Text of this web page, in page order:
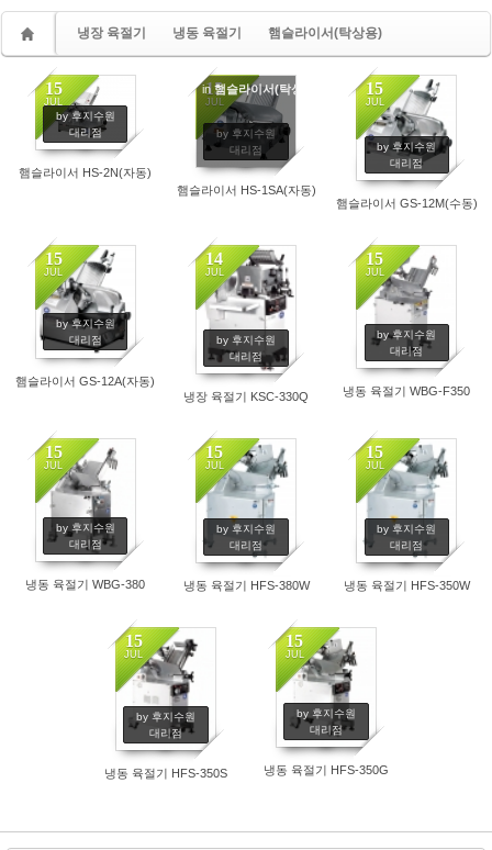
냉장 육절기 냉동 육절기 햄슬라이서(탁상용)
15
JUL
by 후지수원
대리점
햄슬라이서 HS-2N(자동)
15
JUL
by 후지수원
대리점
in햄슬라이서(탁상용)
햄슬라이서 HS-1SA(자동)
15
JUL
by 후지수원
대리점
햄슬라이서 GS-12M(수동)
15
JUL
by 후지수원
대리점
햄슬라이서 GS-12A(자동)
14
JUL
by 후지수원
대리점
냉장 육절기 KSC-330Q
15
JUL
by 후지수원
대리점
냉동 육절기 WBG-F350
15
JUL
by 후지수원
대리점
냉동 육절기 WBG-380
15
JUL
by 후지수원
대리점
냉동 육절기 HFS-380W
15
JUL
by 후지수원
대리점
냉동 육절기 HFS-350W
15
JUL
by 후지수원
대리점
냉동 육절기 HFS-350S
15
JUL
by 후지수원
대리점
냉동 육절기 HFS-350G